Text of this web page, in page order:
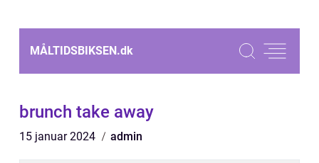
MÅLTIDSBIKSEN.dk
brunch take away
15 januar 2024 admin